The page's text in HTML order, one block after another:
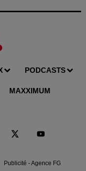
PODCASTS
MAXXIMUM
Publicité - Agence FG